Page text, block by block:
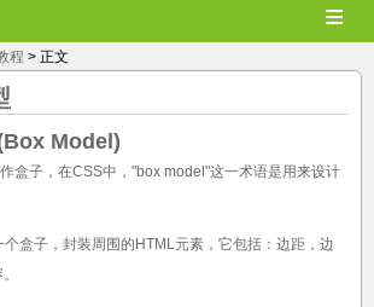
≡
程 > 正文
Model)
盒子，在CSS中，"box model"这一术语是用来设计
盒子，封装周围的HTML元素，它包括：边距，边